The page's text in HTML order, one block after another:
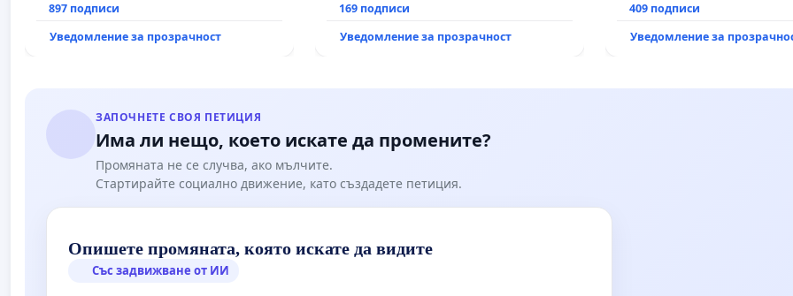
за младите на Варна
897 подписи
Уведомление за прозрачност
гаранции от “Елаците-МЕД” АД и от
всички екологични норми!
169 подписи
Уведомление за прозрачност
и извършване на
републиканския път
409 подписи
Уведомление за
ЗАПОЧНЕТЕ СВОЯ ПЕТИЦИЯ
Има ли нещо, което искате да промените?
Промяната не се случва, ако мълчите.
Стартирайте социално движение, като създадете петиция.
Опишете промяната, която искате да видите
Със задвижване от ИИ